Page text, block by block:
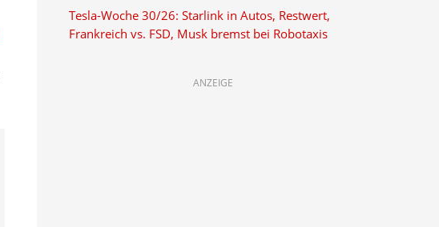
Tesla-Woche 30/26: Starlink in Autos, Restwert,
Frankreich vs. FSD, Musk bremst bei Robotaxis
ANZEIGE